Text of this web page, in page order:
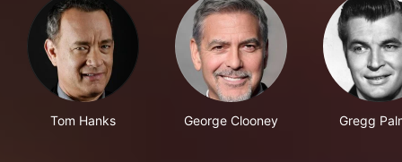
Tom Hanks George Clooney Gregg